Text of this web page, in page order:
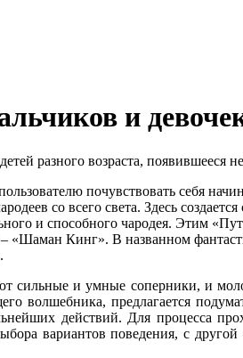
и
разного возраста, появившееся
почувствовать себя
со всего света. Здесь
и способного чародея. Этим
«Шаман Кинг». В названном
и умные соперники, и
волшебника, предлагается
действий. Для процесса
вариантов поведения, с